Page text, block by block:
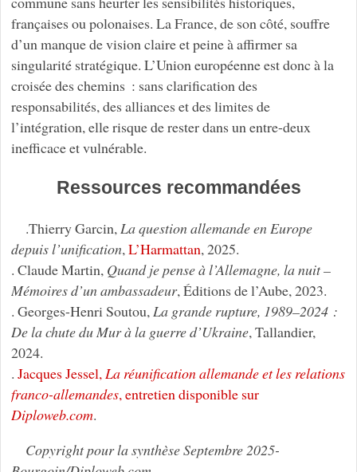
françaises ou polonaises. La France, de son côté, souffre
d’un manque de vision claire et peine à affirmer sa
singularité stratégique. L’Union européenne est donc à la
croisée des chemins : sans clarification des
responsabilités, des alliances et des limites de
l’intégration, elle risque de rester dans un entre-deux
inefficace et vulnérable.
Ressources recommandées
.Thierry Garcin,La question allemande en Europe
depuis l’unification,L’Harmattan, 2025.
. Claude Martin, Quand je pense à l’Allemagne, la nuit –
Mémoires d’un ambassadeur, Éditions de l’Aube, 2023.
. Georges-Henri Soutou,La grande rupture, 1989–2024 :
De la chute du Mur à la guerre d’Ukraine, Tallandier,
2024.
. Jacques Jessel,La réunification allemande et les relations
franco-allemandes, entretien disponible sur
Diploweb.com.
Copyright pour la synthèse Septembre 2025-